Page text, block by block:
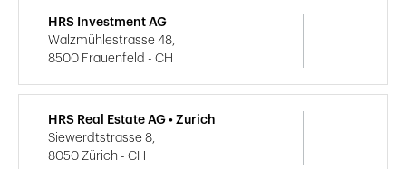
HRS Investment AG
Walzmühlestrasse 48,
8500 Frauenfeld - CH
HRS Real Estate AG • Zurich
Siewerdtstrasse 8,
8050 Zürich - CH